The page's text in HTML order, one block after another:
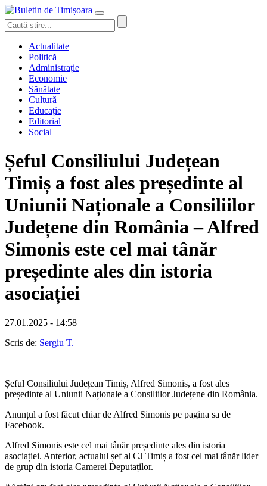
Actualitate
Politică
Administrație
Economie
Sănătate
Cultură
Educație
Editorial
Social
Șeful Consiliului Județean
Timiș a fost ales președinte al
Uniunii Naționale a Consiliilor
Județene din România – Alfred
Simonis este cel mai tânăr
președinte ales din istoria
asociației
27.01.2025 - 14:58
Scris de: Sergiu T.
Șeful Consiliului Județean Timiș, Alfred Simonis, a fost ales
președinte al Uniunii Naționale a Consiliilor Județene din România.
Anunțul a fost făcut chiar de Alfred Simonis pe pagina sa de
Facebook.
Alfred Simonis este cel mai tânăr președinte ales din istoria
asociației. Anterior, actualul șef al CJ Timiș a fost cel mai tânăr lider
de grup din istoria Camerei Deputaților.